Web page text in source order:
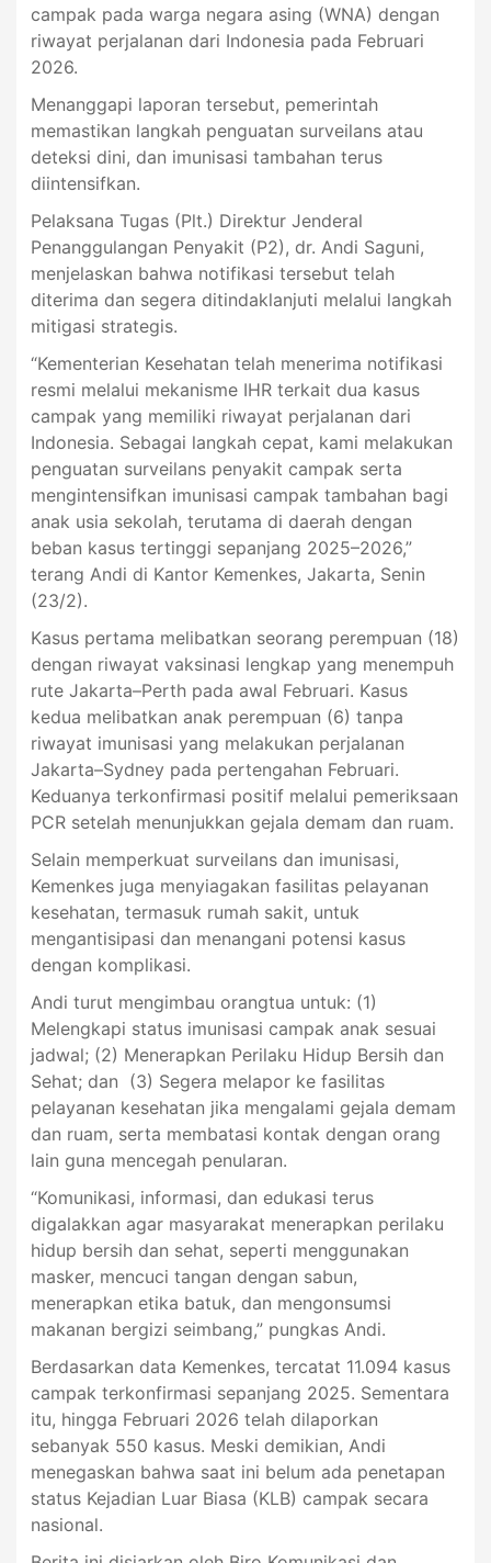
campak pada warga negara asing (WNA) dengan
riwayat perjalanan dari Indonesia pada Februari
2026.
Menanggapi laporan tersebut, pemerintah
memastikan langkah penguatan surveilans atau
deteksi dini, dan imunisasi tambahan terus
diintensifkan.
Pelaksana Tugas (Plt.) Direktur Jenderal
Penanggulangan Penyakit (P2), dr. Andi Saguni,
menjelaskan bahwa notifikasi tersebut telah
diterima dan segera ditindaklanjuti melalui langkah
mitigasi strategis.
“Kementerian Kesehatan telah menerima notifikasi
resmi melalui mekanisme IHR terkait dua kasus
campak yang memiliki riwayat perjalanan dari
Indonesia. Sebagai langkah cepat, kami melakukan
penguatan surveilans penyakit campak serta
mengintensifkan imunisasi campak tambahan bagi
anak usia sekolah, terutama di daerah dengan
beban kasus tertinggi sepanjang 2025–2026,”
terang Andi di Kantor Kemenkes, Jakarta, Senin
(23/2).
Kasus pertama melibatkan seorang perempuan (18)
dengan riwayat vaksinasi lengkap yang menempuh
rute Jakarta–Perth pada awal Februari. Kasus
kedua melibatkan anak perempuan (6) tanpa
riwayat imunisasi yang melakukan perjalanan
Jakarta–Sydney pada pertengahan Februari.
Keduanya terkonfirmasi positif melalui pemeriksaan
PCR setelah menunjukkan gejala demam dan ruam.
Selain memperkuat surveilans dan imunisasi,
Kemenkes juga menyiagakan fasilitas pelayanan
kesehatan, termasuk rumah sakit, untuk
mengantisipasi dan menangani potensi kasus
dengan komplikasi.
Andi turut mengimbau orangtua untuk: (1)
Melengkapi status imunisasi campak anak sesuai
jadwal; (2) Menerapkan Perilaku Hidup Bersih dan
Sehat; dan (3) Segera melapor ke fasilitas
pelayanan kesehatan jika mengalami gejala demam
dan ruam, serta membatasi kontak dengan orang
lain guna mencegah penularan.
“Komunikasi, informasi, dan edukasi terus
digalakkan agar masyarakat menerapkan perilaku
hidup bersih dan sehat, seperti menggunakan
masker, mencuci tangan dengan sabun,
menerapkan etika batuk, dan mengonsumsi
makanan bergizi seimbang,” pungkas Andi.
Berdasarkan data Kemenkes, tercatat 11.094 kasus
campak terkonfirmasi sepanjang 2025. Sementara
itu, hingga Februari 2026 telah dilaporkan
sebanyak 550 kasus. Meski demikian, Andi
menegaskan bahwa saat ini belum ada penetapan
status Kejadian Luar Biasa (KLB) campak secara
nasional.